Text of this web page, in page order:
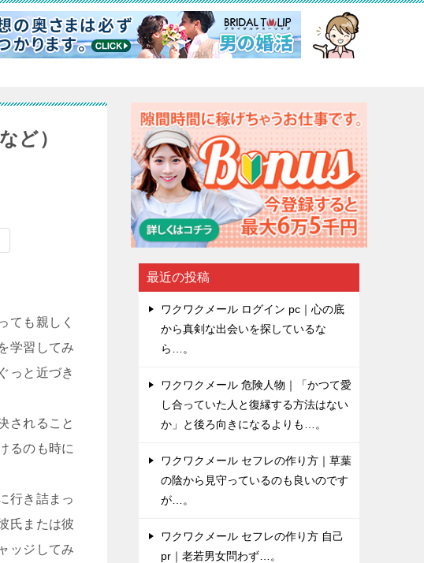
ど）
ても親しく
学習してみ
っと近づき
されること
るのも時に
行き詰まっ
氏または彼
ッジしてみ
最近の投稿
ワクワクメール ログイン pc｜心の底
から真剣な出会いを探しているな
ら…。
ワクワクメール 危険人物｜「かつて愛
し合っていた人と復縁する方法はない
か」と後ろ向きになるよりも…。
ワクワクメール セフレの作り方｜草葉
の陰から見守っているのも良いのです
が…。
ワクワクメール セフレの作り方 自己
pr｜老若男女問わず…。